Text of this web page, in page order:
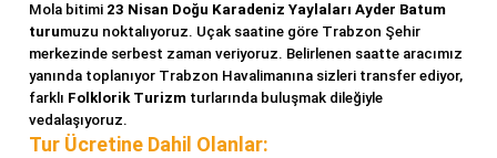
Mola bitimi 23 Nisan Doğu Karadeniz Yaylaları Ayder Batum
turumuzu noktalıyoruz. Uçak saatine göre Trabzon Şehir
merkezinde serbest zaman veriyoruz. Belirlenen saatte aracımız
yanında toplanıyor Trabzon Havalimanına sizleri transfer ediyor,
farklı Folklorik Turizm turlarında buluşmak dileğiyle
vedalaşıyoruz.
Tur Ücretine Dahil Olanlar: